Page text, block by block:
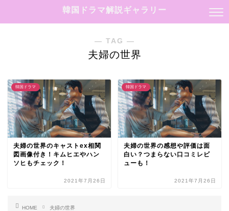
韓国ドラマ解説ギャラリー
― TAG ―
夫婦の世界
韓国ドラマ
夫婦の世界のキャストex相関
図画像付き！キムヒエやハン
ソヒもチェック！
2021年7月26日
韓国ドラマ
夫婦の世界の感想や評価は面
白い？つまらない口コミレビ
ューも！
2021年7月26日
HOME 夫婦の世界